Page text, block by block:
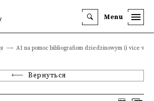
Menu
AI na pomoc bibliografiom dziedzinowym (i vice
Вернуться